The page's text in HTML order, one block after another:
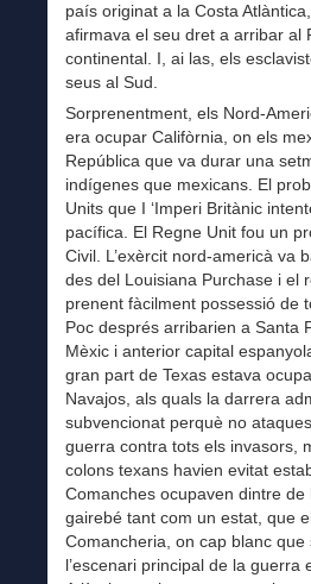
país originat a la Costa
afirmava el seu dret a arribar al
continental. I, ai las, els
seus al Sud.
Sorprenentment, els Nord-
era ocupar Califòrnia, on els
República que va durar una
indígenes que mexicans. El
Units que I ‘Imperi Britànic
pacífica. El Regne Unit fou un
Civil. L’exèrcit nord-americà va
des del Louisiana Purchase i el
prenent fàcilment possessió de
Poc després arribarien a Santa
Mèxic i anterior capital
gran part de Texas estava
Navajos, als quals la darrera
subvencionat perquè no
guerra contra tots els invasors,
colons texans havien evitat
Comanches ocupaven dintre de
gairebé tant com un estat, que
Comancheria, on cap blanc que
l’escenari principal de la